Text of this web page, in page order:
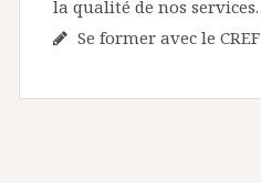
la qualité de nos services.
Se former avec le CREF